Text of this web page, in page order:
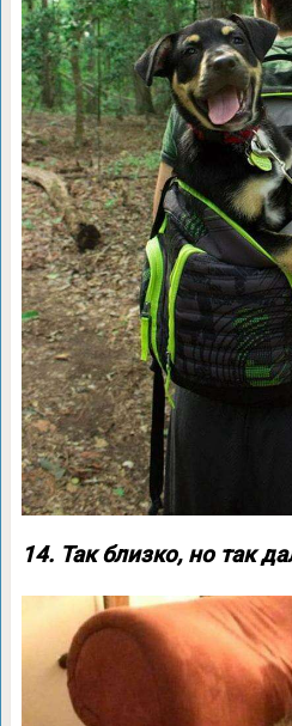
14. Так близко, но так